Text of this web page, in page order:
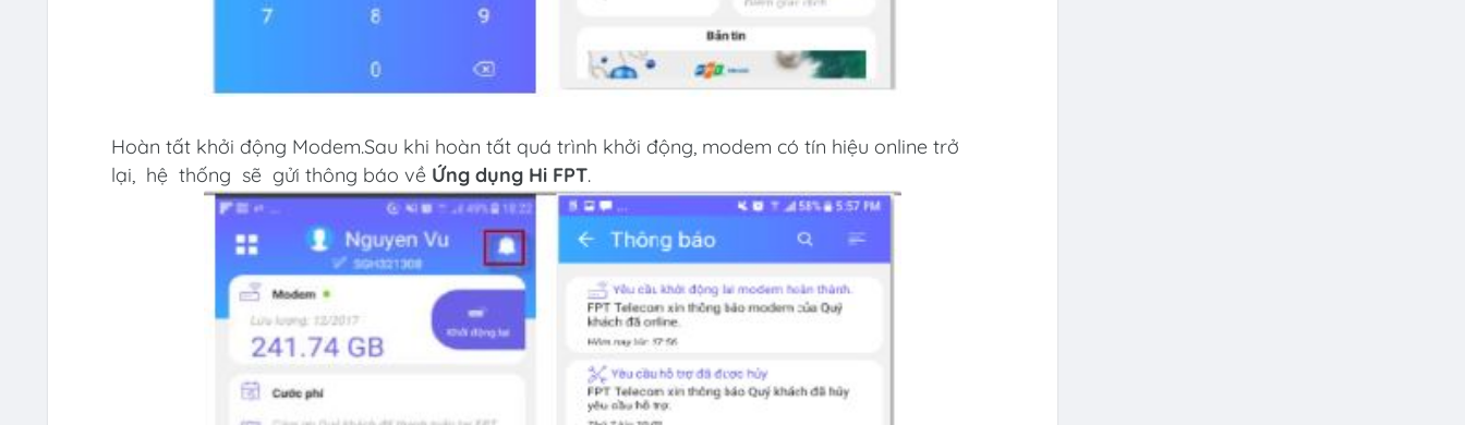
Hoàn tất khởi động Modem.Sau khi hoàn tất quá trình khởi động, modem có tín hiệu online trở
lại, hệ thống sẽ gửi thông báo về Ứng dụng Hi FPT.